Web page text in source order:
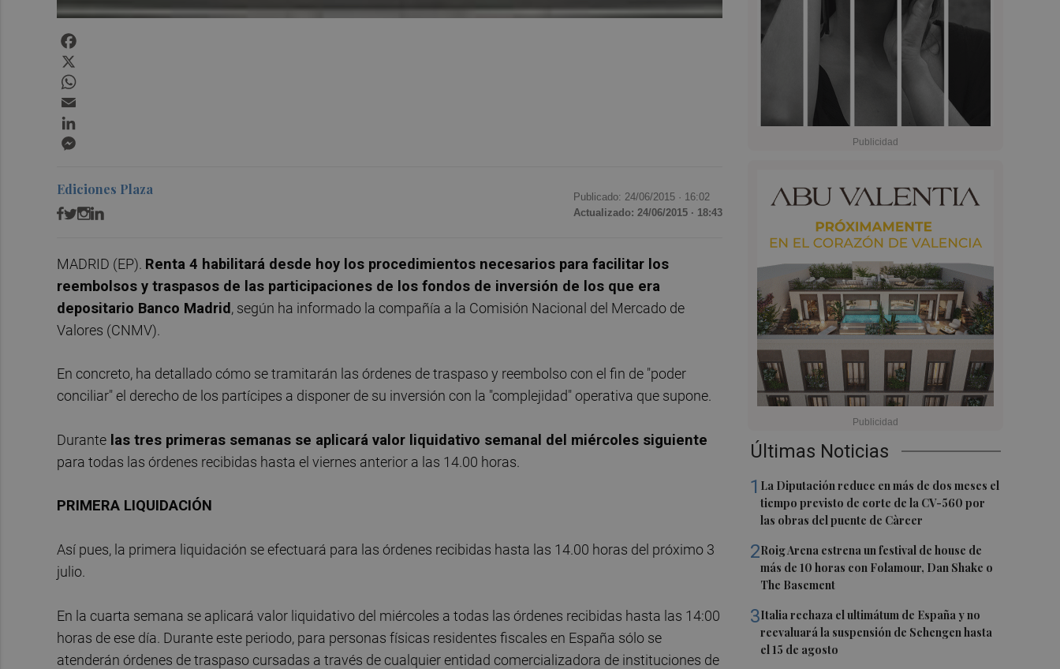
Últimas Noticias
1 La Diputación reduce en más de dos meses el
tiempo previsto de corte de la CV-560 por
las obras del puente de Càrcer
2Roig Arena estrena un festival de house de
más de 10 horas con Folamour, Dan Shake o
The Basement
3Italia rechaza el ultimátum de España y no
reevaluará la suspensión de Schengen hasta
el 15 de agosto
Ediciones Plaza Publicado: 24/06/2015 · 16:02
Actualizado: 24/06/2015 · 18:43
MADRID (EP). Renta 4 habilitará desde hoy los procedimientos necesarios para facilitar los
reembolsos y traspasos de las participaciones de los fondos de inversión de los que era
depositario Banco Madrid, según ha informado la compañía a la Comisión Nacional del Mercado de
Valores (CNMV).
En concreto, ha detallado cómo se tramitarán las órdenes de traspaso y reembolso con el fin de "poder
conciliar" el derecho de los partícipes a disponer de su inversión con la "complejidad" operativa que supone.
Durante las tres primeras semanas se aplicará valor liquidativo semanal del miércoles siguiente
para todas las órdenes recibidas hasta el viernes anterior a las 14.00 horas.
PRIMERA LIQUIDACIÓN
Así pues, la primera liquidación se efectuará para las órdenes recibidas hasta las 14.00 horas del próximo 3
julio.
En la cuarta semana se aplicará valor liquidativo del miércoles a todas las órdenes recibidas hasta las 14:00
horas de ese día. Durante este periodo, para personas físicas residentes fiscales en España sólo se
atenderán órdenes de traspaso cursadas a través de cualquier entidad comercializadora de instituciones de